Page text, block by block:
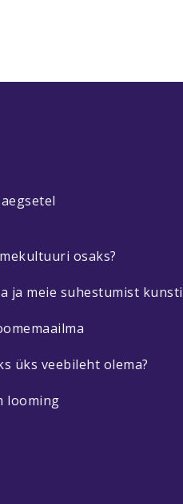
osaks?
ja meie suhestumist
üks veebileht olema?
looming